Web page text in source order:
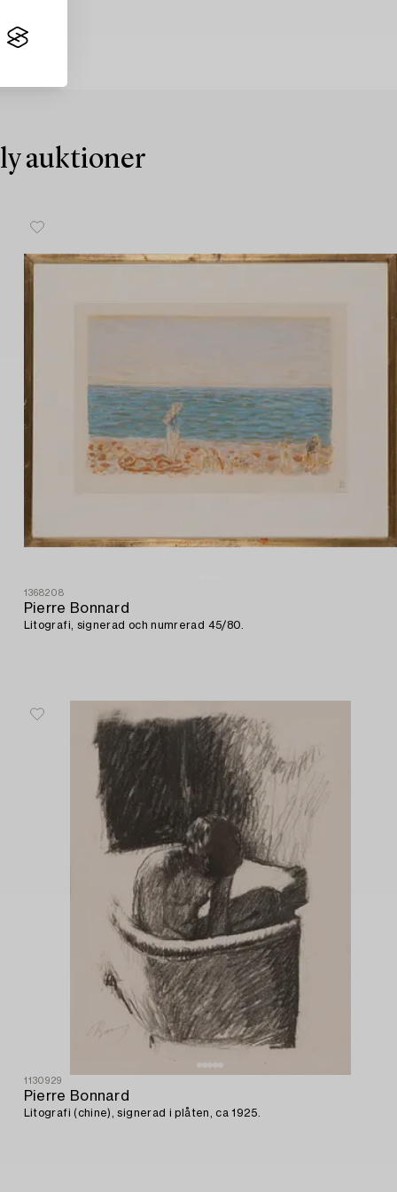
auktioner
1368208
Pierre Bonnard
Litografi, signerad och numrerad 45/80.
1130929
Pierre Bonnard
Litografi (chine), signerad i plåten, ca 1925.